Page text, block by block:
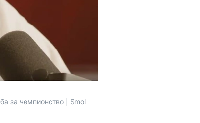
за чемпионство | Smol